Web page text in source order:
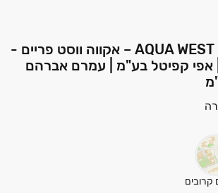
פרויקט AQUA WEST PRIME – אקווה ווסט פריים -
אפי קפיטל בע"מ | עמרם אברהם
קרובים